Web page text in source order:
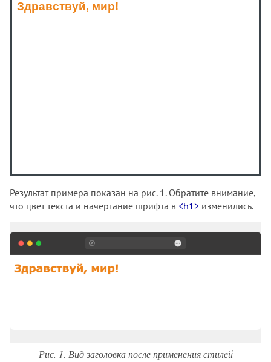
Результат примера показан на рис. 1. Обратите внимание,
что цвет текста и начертание шрифта в <h1> изменились.
Рис. 1. Вид заголовка после применения стилей
<label>
<meter>
<multicol>
<nav>
<nobr>
<noframes>
<optgroup>